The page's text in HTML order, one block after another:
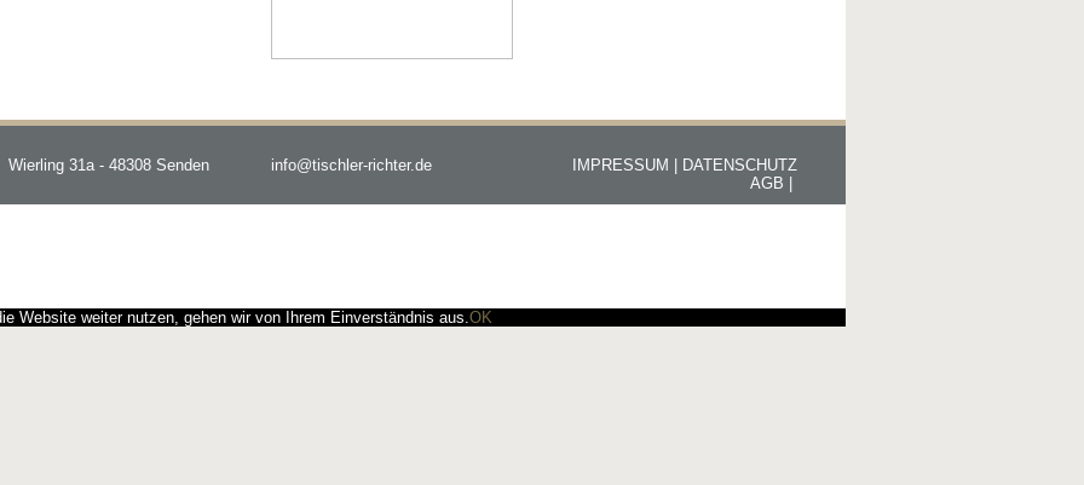
Wierling 31a - 48308 Senden info@tischler-richter.de DATENSCHUTZ
IMPRESSUM |
AGB |
Website weiter nutzen, gehen wir von Ihrem Einverständnis aus.OK